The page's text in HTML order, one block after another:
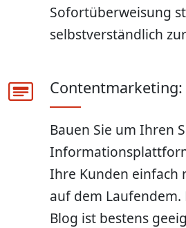
Sofortüberweisung
selbstverständlich
Bauen Sie um Ihren
Ihre Kunden einfach
auf dem
Blog ist bestens